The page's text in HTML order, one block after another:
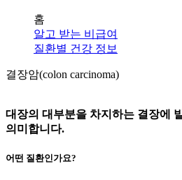
홈
알고 받는 비급여
질환별 건강 정보
결장암(colon carcinoma)
대장의 대부분을 차지하는 결장에
의미합니다.
어떤 질환인가요?